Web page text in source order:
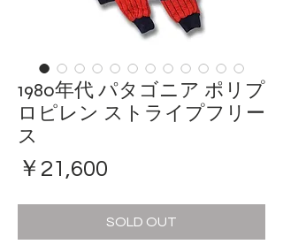
1980年代 パタゴニア ポリプ
ロピレン ストライプフリー
ス
￥21,600
SOLD OUT